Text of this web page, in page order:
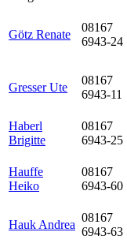
Götz Renate
08167
6943-24
Gresser Ute
08167
6943-11
Haberl
Brigitte
08167
6943-25
Hauffe
Heiko
08167
6943-60
Hauk Andrea
08167
6943-63